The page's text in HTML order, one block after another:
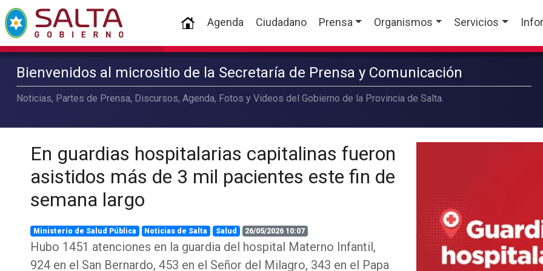
(current)
Agenda Ciudadano Prensa Organismos Servicios
Bienvenidos al micrositio de la Secretaría de Prensa y Comunicación
Noticias, Partes de Prensa, Discursos, Agenda, Fotos y Videos del Gobierno de la Provincia de Salta.
En guardias hospitalarias capitalinas fueron
asistidos más de 3 mil pacientes este fin de
semana largo
Ministerio de Salud Pública Noticias de Salta Salud 26/05/2026 10:07
Hubo 1451 atenciones en la guardia del hospital Materno Infantil,
924 en el San Bernardo, 453 en el Señor del Milagro, 343 en el Papa